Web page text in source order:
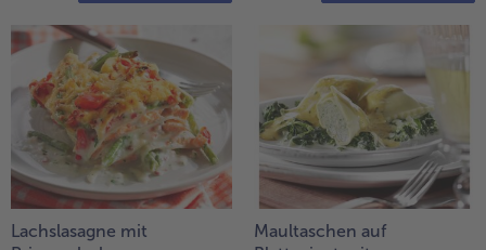
Lachslasagne mit
Maultaschen auf